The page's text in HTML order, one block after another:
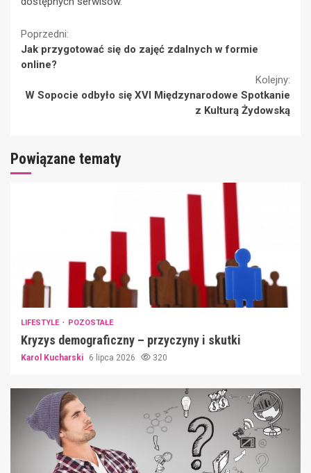
Continue
Reading
Poprzedni:
Jak przygotować się do zajęć zdalnych w formie
online?
Kolejny:
W Sopocie odbyło się XVI Międzynarodowe Spotkanie
z Kulturą Żydowską
Powiązane tematy
LIFESTYLE POZOSTAŁE
Kryzys demograficzny – przyczyny i skutki
Karol Kucharski 6 lipca 2026 320